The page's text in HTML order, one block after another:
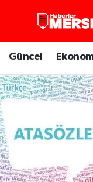
Güncel
Mersin
Mersin Hava
Mersin
Süper Lig
Tüm